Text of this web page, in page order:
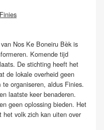
Nos Ke Boneiru Bèk is
Komende tijd
De stichting heeft het
de lokale overheid geen
organiseren, aldus Finies.
laatste keer benaderen.
geen oplossing bieden. Het
het volk zich kan uiten over